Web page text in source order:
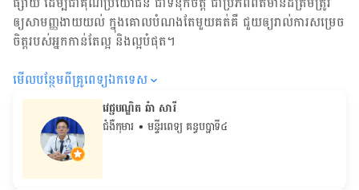
ឲ្យសាមញ្ញ​ងាយយល់ ក្នុងគោលបំណង​តែមួយ​គត់​គឺ ជួយ​ឲ្យ​រាល់ការសម្រេច
ចិត្ត​របស់​អ្នក​កាន់តែ​ល្អ និង​ល្អ​បំផុត។
មើល​បន្ថែម​ពី​គ្រូពេទ្យ​ឯកទេស
វេជ្ជបណ្ឌិត ឆំា សារី
ជំងឺកុមារ • មន្ទីរពេទ្យ គន្ធបប្ផាទី៤